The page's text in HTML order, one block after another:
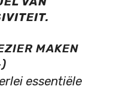
MAKEN
essentiële